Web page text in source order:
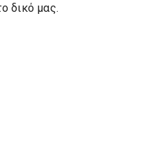
δικό μας.